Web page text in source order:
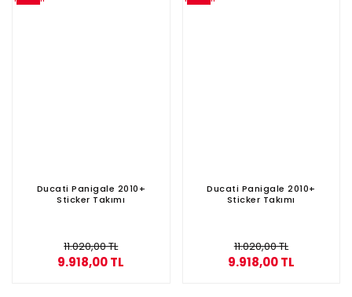
Ducati Panigale 2010+
Sticker Takımı
11.020,00 TL
9.918,00 TL
Ducati Panigale 2010+
Sticker Takımı
11.020,00 TL
9.918,00 TL